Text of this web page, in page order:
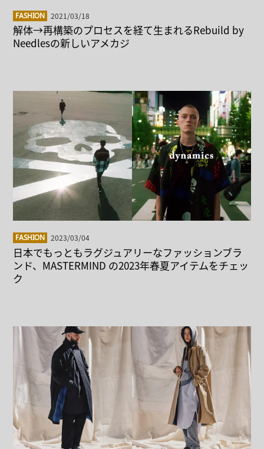
FASHION 2021/03/18
解体→再構築のプロセスを経て生まれるRebuild by
Needlesの新しいアメカジ
FASHION 2023/03/04
日本でもっともラグジュアリーなファッションブラ
ンド、MASTERMIND の2023年春夏アイテムをチェッ
ク